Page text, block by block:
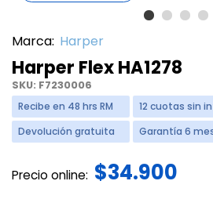
Marca: Harper
Harper Flex HA1278
SKU: F7230006
Recibe en 48 hrs RM
12 cuotas sin
Devolución gratuita
Garantía 6
Precio online: $34.900